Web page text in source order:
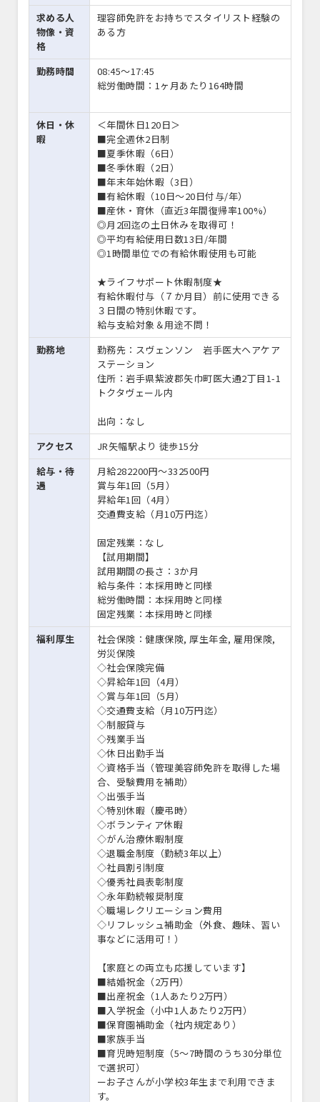
求める人
物像・資
格
理容師免許をお持ちでスタイリスト経験の
ある方
勤務時間
08:45〜17:45
総労働時間：1ヶ月あたり164時間
休日・休
暇
＜年間休日120日＞
■完全週休2日制
■夏季休暇（6日）
■冬季休暇（2日）
■年末年始休暇（3日）
■有給休暇（10日～20日付与/年）
■産休・育休（直近3年間復帰率100%）
◎月2回迄の土日休みを取得可！
◎平均有給使用日数13日/年間
◎1時間単位での有給休暇使用も可能
★ライフサポート休暇制度★
有給休暇付与（７か月目）前に使用できる
３日間の特別休暇です。
給与支給対象＆用途不問！
勤務地
勤務先：スヴェンソン 岩手医大ヘアケア
ステーション
住所：岩手県紫波郡矢巾町医大通2丁目1-1
トクタヴェール内
出向：なし
アクセス
JR矢幅駅より 徒歩15分
給与・待
遇
月給282200円〜332500円
賞与年1回（5月）
昇給年1回（4月）
交通費支給（月10万円迄）
固定残業：なし
【試用期間】
試用期間の長さ：3か月
給与条件：本採用時と同様
総労働時間：本採用時と同様
固定残業：本採用時と同様
福利厚生
社会保険：健康保険, 厚生年金, 雇用保険,
労災保険
◇社会保険完備
◇昇給年1回（4月）
◇賞与年1回（5月）
◇交通費支給（月10万円迄）
◇制服貸与
◇残業手当
◇休日出勤手当
◇資格手当（管理美容師免許を取得した場
合、受験費用を補助）
◇出張手当
◇特別休暇（慶弔時）
◇ボランティア休暇
◇がん治療休暇制度
◇退職金制度（勤続3年以上）
◇社員割引制度
◇優秀社員表彰制度
◇永年勤続報奨制度
◇職場レクリエーション費用
◇リフレッシュ補助金（外食、趣味、習い
事などに活用可！）
【家庭との両立も応援しています】
■結婚祝金（2万円）
■出産祝金（1人あたり2万円）
■入学祝金（小中1人あたり2万円）
■保育園補助金（社内規定あり）
■家族手当
■育児時短制度（5～7時間のうち30分単位
で選択可）
ーお子さんが小学校3年生まで利用できま
す。